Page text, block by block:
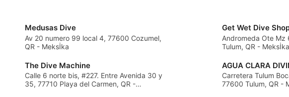
Medusas Dive
Av 20 numero 99 local 4, 77600 Cozumel,
QR - Meksİka
The Dive Machine
Calle 6 norte bis, #227. Entre Avenida 30 y
35, 77710 Playa del Carmen, QR -
Get Wet Dive
Andromeda Ote Mz
Tulum, QR - Meksİka
AGUA CLARA
Carretera Tulum
77600 Tulum, QR -
İstatistikler veya farklı kaynaklardan gelen verilerin bileşimleri yoluyla hedef
anlamak
İçerik seçmek için sınırlı veri kullanmak